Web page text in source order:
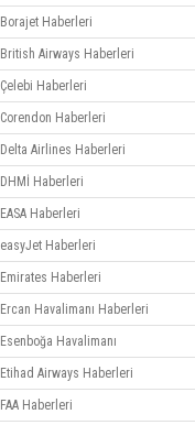
Borajet Haberleri
British Airways Haberleri
Çelebi Haberleri
Corendon Haberleri
Delta Airlines Haberleri
DHMİ Haberleri
EASA Haberleri
easyJet Haberleri
Emirates Haberleri
Ercan Havalimanı Haberleri
Esenboğa Havalimanı
Etihad Airways Haberleri
FAA Haberleri